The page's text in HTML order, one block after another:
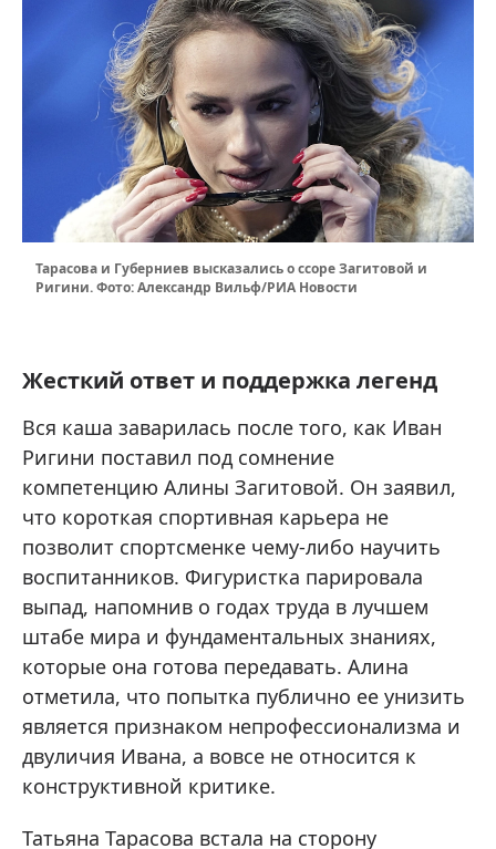
Тарасова и Губерниев высказались о ссоре Загитовой и
Ригини. Фото: Александр Вильф/РИА Новости
Жесткий ответ и поддержка легенд
Вся каша заварилась после того, как Иван
Ригини поставил под сомнение
компетенцию Алины Загитовой. Он заявил,
что короткая спортивная карьера не
позволит спортсменке чему-либо научить
воспитанников. Фигуристка парировала
выпад, напомнив о годах труда в лучшем
штабе мира и фундаментальных знаниях,
которые она готова передавать. Алина
отметила, что попытка публично ее унизить
является признаком непрофессионализма и
двуличия Ивана, а вовсе не относится к
конструктивной критике.
Татьяна Тарасова встала на сторону